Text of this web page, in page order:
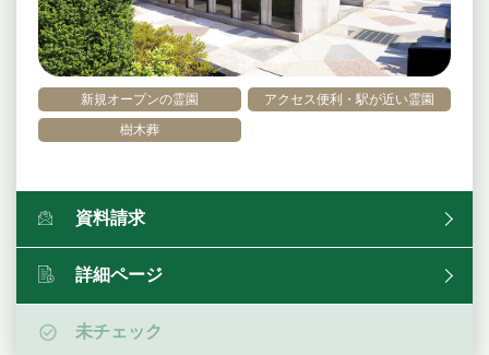
新規オープンの霊園
アクセス便利・駅が近い霊園
樹木葬
資料請求
詳細ページ
未チェック